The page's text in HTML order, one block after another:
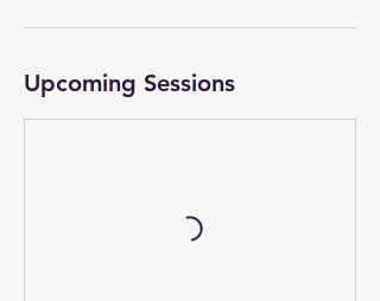
Upcoming Sessions